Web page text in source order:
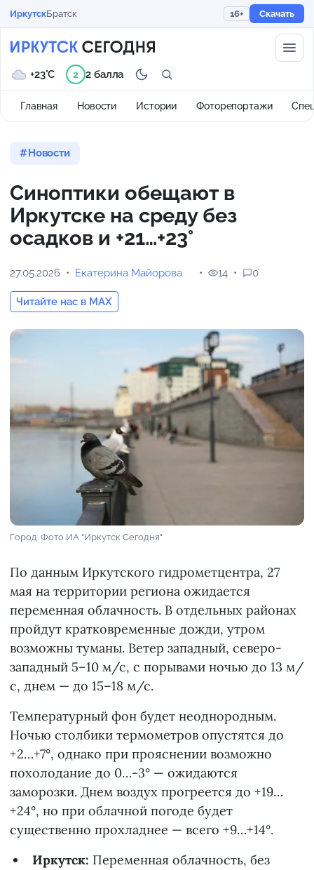
ИркутскБратск 16+ Скачать
Главная Новости Истории Фоторепортажи
+23°C 2 2 балла
Новости
Синоптики обещают в
Иркутске на среду без
осадков и +21…+23°
27.05.2026 Екатерина Майорова
Читайте нас в MAX
14 0
Город. Фото ИА "Иркутск Сегодня"
По данным Иркутского гидрометцентра, 27
мая на территории региона ожидается
переменная облачность. В отдельных районах
пройдут кратковременные дожди, утром
возможны туманы. Ветер западный, северо-
западный 5–10 м/с, с порывами ночью до 13 м/
с, днем — до 15–18 м/с.
Температурный фон будет неоднородным.
Ночью столбики термометров опустятся до
+2…+7°, однако при прояснении возможно
похолодание до 0…-3° — ожидаются
заморозки. Днем воздух прогреется до +19…
+24°, но при облачной погоде будет
существенно прохладнее — всего +9…+14°.
Иркутск: Переменная облачность, без